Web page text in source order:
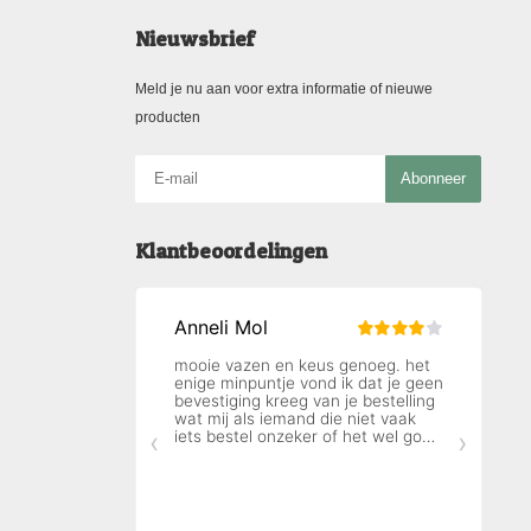
Nieuwsbrief
Meld je nu aan voor extra informatie of nieuwe
producten
Abonneer
Klantbeoordelingen